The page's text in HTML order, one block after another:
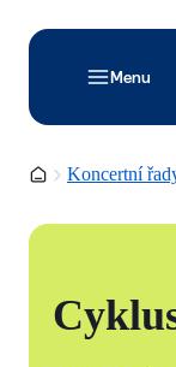
Menu
Domovská stránka
Koncertní